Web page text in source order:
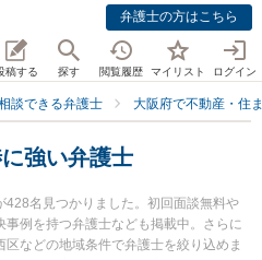
弁護士の方はこちら
稿する 探す 閲覧履歴 マイリスト ログイン
談できる弁護士 大阪府で不動産・住
強い弁護士
428名見つかりました。初回面談無料や
例を持つ弁護士なども掲載中。さらに
などの地域条件で弁護士を絞り込めま